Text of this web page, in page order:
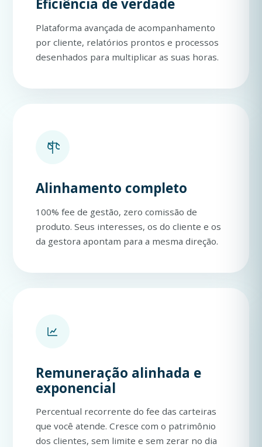
Eficiência de verdade
Plataforma avançada de acompanhamento
por cliente, relatórios prontos e processos
desenhados para multiplicar as suas horas.
Alinhamento completo
100% fee de gestão, zero comissão de
produto. Seus interesses, os do cliente e os
da gestora apontam para a mesma direção.
Remuneração alinhada e
exponencial
Percentual recorrente do fee das carteiras
que você atende. Cresce com o patrimônio
dos clientes, sem limite e sem zerar no dia